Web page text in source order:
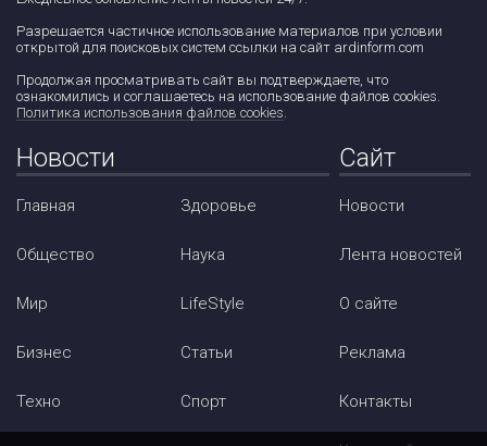
Разрешается частичное использование материалов при условии
открытой для поисковых систем ссылки на сайт ardinform.com
Продолжая просматривать сайт вы подтверждаете, что
ознакомились и соглашаетесь на использование файлов cookies.
Политика использования файлов cookies.
Новости
Главная
Общество
Мир
Бизнес
Техно
Здоровье
Наука
LifeStyle
Статьи
Спорт
Сайт
Новости
Лента новостей
О сайте
Реклама
Контакты